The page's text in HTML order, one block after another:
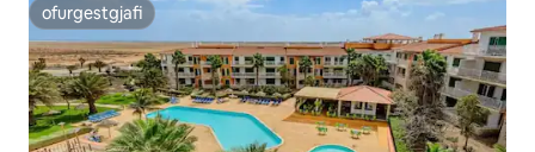
ofurgestgjafi
ofurgestgjafi